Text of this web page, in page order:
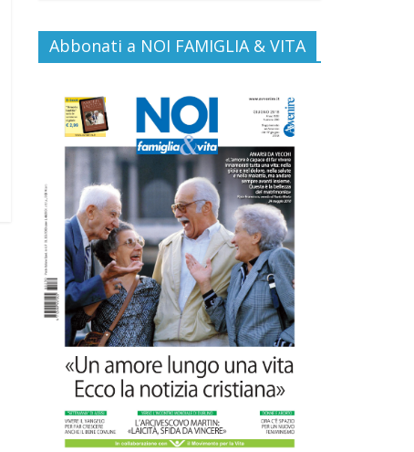
Commenti disabilitati
risposta di Federvita
Emilia Romagna al
suicidio assistito per
legge
25 Luglio 2026
Commenti disabilitati
Gino Soldera nominato
Membro della “Hall of
Honor Prenatal
Sciences 2026”
16 Luglio 2026
Commenti disabilitati
Carlo Casini, “giusto”
perché testimone della
carità sociale
7 Agosto 2026
Commenti disabilitati
Abbonati a NOI FAMIGLIA & VITA